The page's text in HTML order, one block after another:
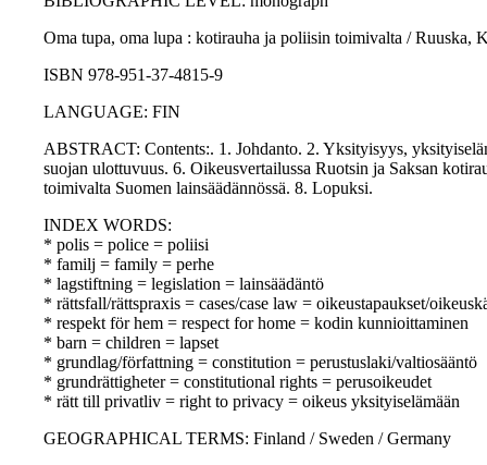
Oma tupa, oma lupa : kotirauha ja poliisin toimivalta / Ruuska,
ISBN 978-951-37-4815-9
LANGUAGE: FIN
ABSTRACT: Contents:. 1. Johdanto. 2. Yksityisyys,
suojan ulottuvuus. 6. Oikeusvertailussa Ruotsin ja Saksan
toimivalta Suomen lainsäädännössä. 8. Lopuksi.
INDEX WORDS:
* polis = police = poliisi
* familj = family = perhe
* lagstiftning = legislation = lainsäädäntö
* rättsfall/rättspraxis = cases/case law = oikeustapaukset/
* respekt för hem = respect for home = kodin kunnioittaminen
* barn = children = lapset
* grundlag/författning = constitution = perustuslaki/valtiosääntö
* grundrättigheter = constitutional rights = perusoikeudet
* rätt till privatliv = right to privacy = oikeus yksityiselämään
GEOGRAPHICAL TERMS: Finland / Sweden / Germany